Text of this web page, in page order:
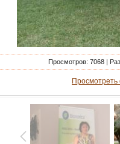
Просмотров: 7068 |